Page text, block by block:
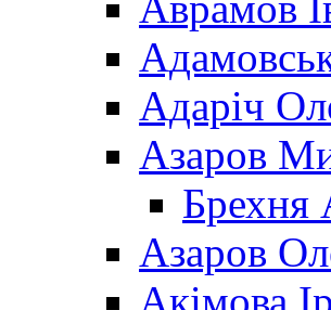
Адаріч
Азаров
Брехня
Азаров
Акімова